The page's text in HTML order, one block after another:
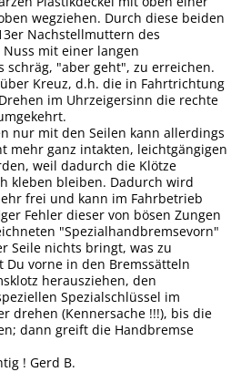
wegziehen. Durch diese beiden
Nachstellmuttern des
mit einer langen
schräg, "aber geht", zu erreichen.
Kreuz, d.h. die in Fahrtrichtung
im Uhrzeigersinn die rechte
nur mit den Seilen kann allerdings
mehr ganz intakten, leichtgängigen
weil dadurch die Klötze
kleben bleiben. Dadurch wird
frei und kann im Fahrbetrieb
Fehler dieser von bösen Zungen
"Spezialhandbremsevorn"
Seile nichts bringt, was zu
vorne in den Bremssätteln
herausziehen, den
Spezialschlüssel im
drehen (Kennersache !!!), bis die
dann greift die Handbremse
! Gerd B.